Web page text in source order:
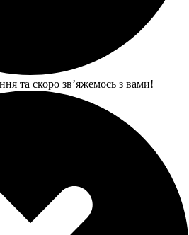
та скоро звʼяжемось з вами!